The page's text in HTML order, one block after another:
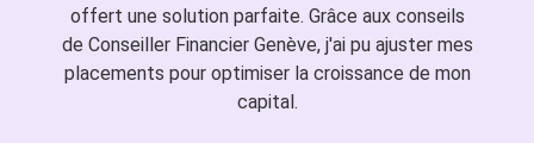
offert une solution parfaite. Grâce aux conseils
de Conseiller Financier Genève, j'ai pu ajuster mes
placements pour optimiser la croissance de mon
capital.